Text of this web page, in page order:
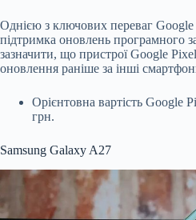
Однією з ключових переваг Google
підтримка оновлень програмного
зазначити, що пристрої Google
оновлення раніше за інші
Орієнтовна вартість Google
грн.
Samsung Galaxy A27